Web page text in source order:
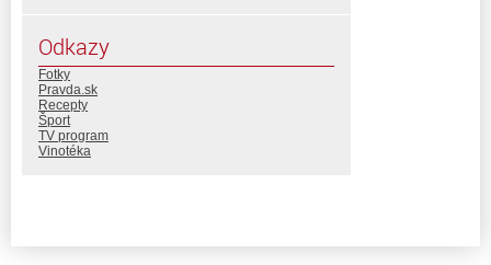
Odkazy
Fotky
Pravda.sk
Recepty
Šport
TV program
Vinotéka